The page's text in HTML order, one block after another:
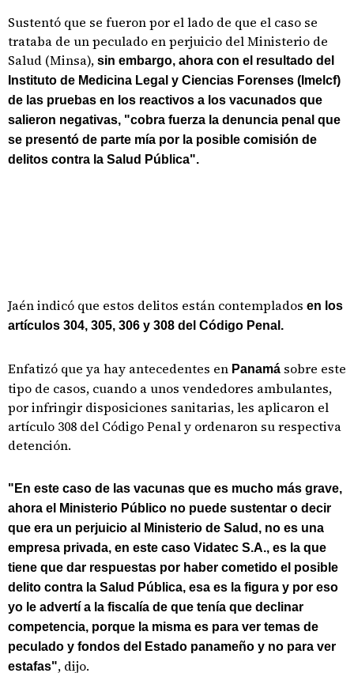
Sustentó que se fueron por el lado de que el caso se
trataba de un peculado en perjuicio del Ministerio de
Salud (Minsa), sin embargo, ahora con el resultado del
Instituto de Medicina Legal y Ciencias Forenses (Imelcf)
de las pruebas en los reactivos a los vacunados que
salieron negativas, "cobra fuerza la denuncia penal que
se presentó de parte mía por la posible comisión de
delitos contra la Salud Pública".
Jaén indicó que estos delitos están contemplados en los
artículos 304, 305, 306 y 308 del Código Penal.
Enfatizó que ya hay antecedentes en Panamá sobre este
tipo de casos, cuando a unos vendedores ambulantes,
por infringir disposiciones sanitarias, les aplicaron el
artículo 308 del Código Penal y ordenaron su respectiva
detención.
"En este caso de las vacunas que es mucho más grave,
ahora el Ministerio Público no puede sustentar o decir
que era un perjuicio al Ministerio de Salud, no es una
empresa privada, en este caso Vidatec S.A., es la que
tiene que dar respuestas por haber cometido el posible
delito contra la Salud Pública, esa es la figura y por eso
yo le advertí a la fiscalía de que tenía que declinar
competencia, porque la misma es para ver temas de
peculado y fondos del Estado panameño y no para ver
estafas", dijo.